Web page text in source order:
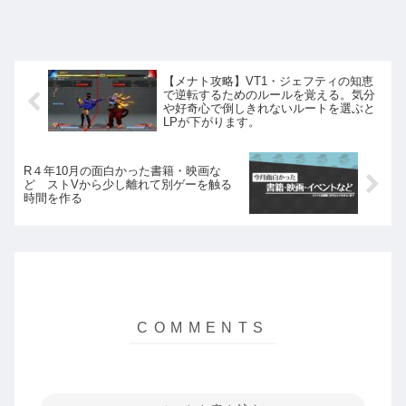
【メナト攻略】VT1・ジェフティの知恵
で逆転するためのルールを覚える。気分
や好奇心で倒しきれないルートを選ぶと
LPが下がります。
R４年10月の面白かった書籍・映画な
ど ストVから少し離れて別ゲーを触る
時間を作る